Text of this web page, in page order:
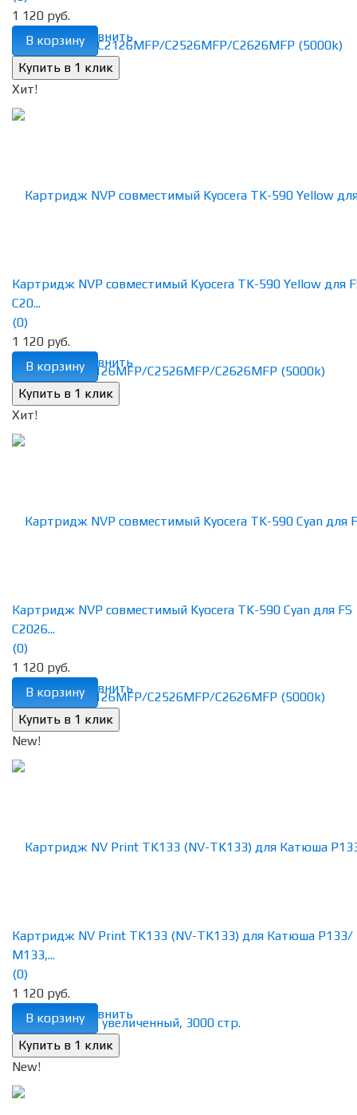
избранное сравнить
1 120 руб.
В корзину
Хит!
избранное сравнить
Картридж NVP совместимый Kyocera TK-590 Yellow для
C20...
(0)
1 120 руб.
В корзину
Хит!
избранное сравнить
Картридж NVP совместимый Kyocera TK-590 Cyan для FS
C2026...
(0)
1 120 руб.
В корзину
New!
избранное сравнить
Картридж NV Print TK133 (NV-TK133) для Катюша P133/
M133,...
(0)
1 120 руб.
В корзину
New!